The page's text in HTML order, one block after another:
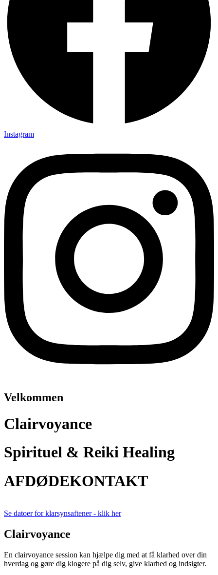
Instagram
Velkommen
Clairvoyance
Spirituel & Reiki Healing
AFDØDEKONTAKT
Se datoer for klarsynsaftener - klik her
Clairvoyance
En clairvoyance session kan hjælpe dig med at få klarhed over din
hverdag og gøre dig klogere på dig selv, give klarhed og indsigter.